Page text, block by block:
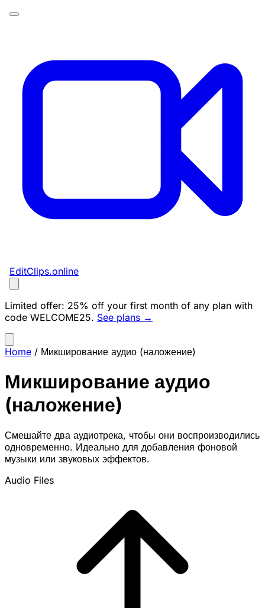
EditClips.online
Limited offer: 25% off your first month of any plan with
code WELCOME25. See plans →
Home / Микширование аудио (наложение)
Микширование аудио
(наложение)
Смешайте два аудиотрека, чтобы они воспроизводились
одновременно. Идеально для добавления фоновой
музыки или звуковых эффектов.
Audio Files